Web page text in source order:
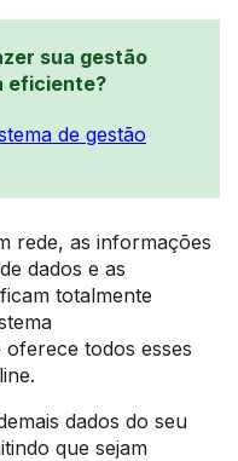
sua gestão
eficiente?
de gestão
rede, as informações
dados e as
totalmente
todos esses
dados do seu
que sejam